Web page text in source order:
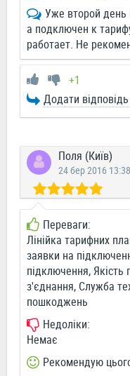
Уже второй день
а подключен к
работает. Не
+1
Додати
Поля (Київ)
24 бер 2016 13:38
Переваги:
Лінійка тарифних
заявки на
підключення, Якість
з'єднання, Служба
пошкоджень
Недоліки:
Немає
Рекомендую